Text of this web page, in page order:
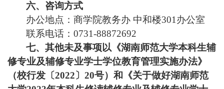
六、咨询方式
办公地点：商学院教务办 中和楼301 办公室
联系电话： 0731-88872692
七、其他未及事项以《湖南师范大学本科生辅
修专业及辅修专业学士学位教育管理实施办法》
（校行发〔2022 〕 20号）和《关于做好湖南师范